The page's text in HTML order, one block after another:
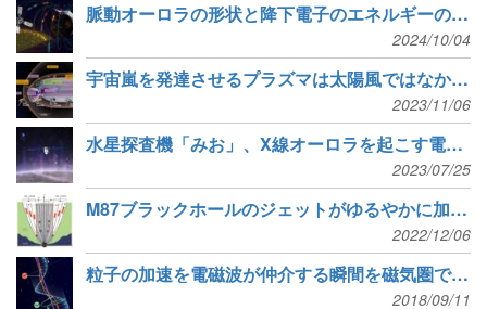
脈動オーロラの形状と降下電子のエネルギーの関係を解明する観測に成功
2024/10/04
宇宙嵐を発達させるプラズマは太陽風ではなかった
2023/11/06
水星探査機「みお」、X線オーロラを起こす電子を観測
2023/07/25
M87ブラックホールのジェットがゆるやかに加速する仕組み
2022/12/06
粒子の加速を電磁波が仲介する瞬間を磁気圏で初検出
2018/09/11